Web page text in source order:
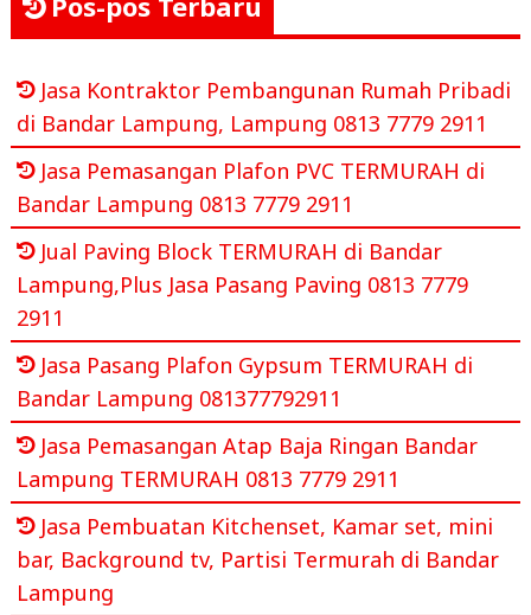
Jasa Kontraktor Pembangunan Rumah Pribadi
di Bandar Lampung, Lampung 0813 7779 2911
Jasa Pemasangan Plafon PVC TERMURAH di
Bandar Lampung 0813 7779 2911
Jual Paving Block TERMURAH di Bandar
Lampung,Plus Jasa Pasang Paving 0813 7779
2911
Jasa Pasang Plafon Gypsum TERMURAH di
Bandar Lampung 081377792911
Jasa Pemasangan Atap Baja Ringan Bandar
Lampung TERMURAH 0813 7779 2911
Jasa Pembuatan Kitchenset, Kamar set, mini
bar, Background tv, Partisi Termurah di Bandar
Lampung